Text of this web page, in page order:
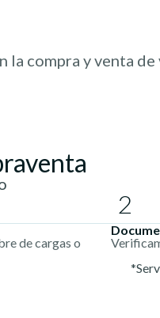
la compra y venta
de cargas o
2